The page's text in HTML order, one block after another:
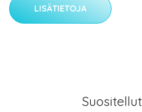
LISÄTIETOJA